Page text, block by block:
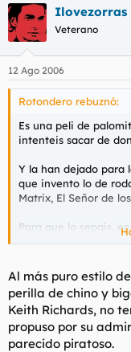
Ilovezorras
Veterano
12 Ago 2006
Rotondero rebuznó:
Es una peli de
intenteis sacar de
Y la han dejado para
que invento lo de
Matrix, El Señor de
Para que lo sepais,
Te kagas
Al más puro estilo
perilla de chino y
Keith Richards, no
propuso por su
parecido piratoso.